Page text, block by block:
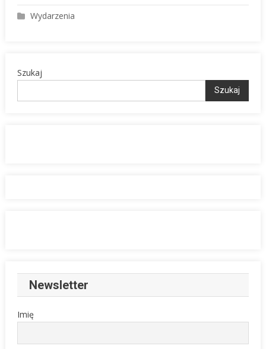
Wydarzenia
Szukaj
Szukaj
Newsletter
Imię